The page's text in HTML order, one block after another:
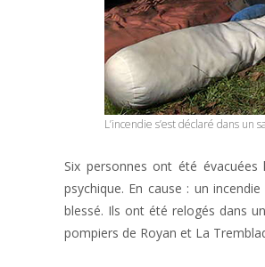
L’incendie s’est déclaré dans un
Six personnes ont été
psychique. En cause : un
blessé. Ils ont été relogés dans
pompiers de Royan et La